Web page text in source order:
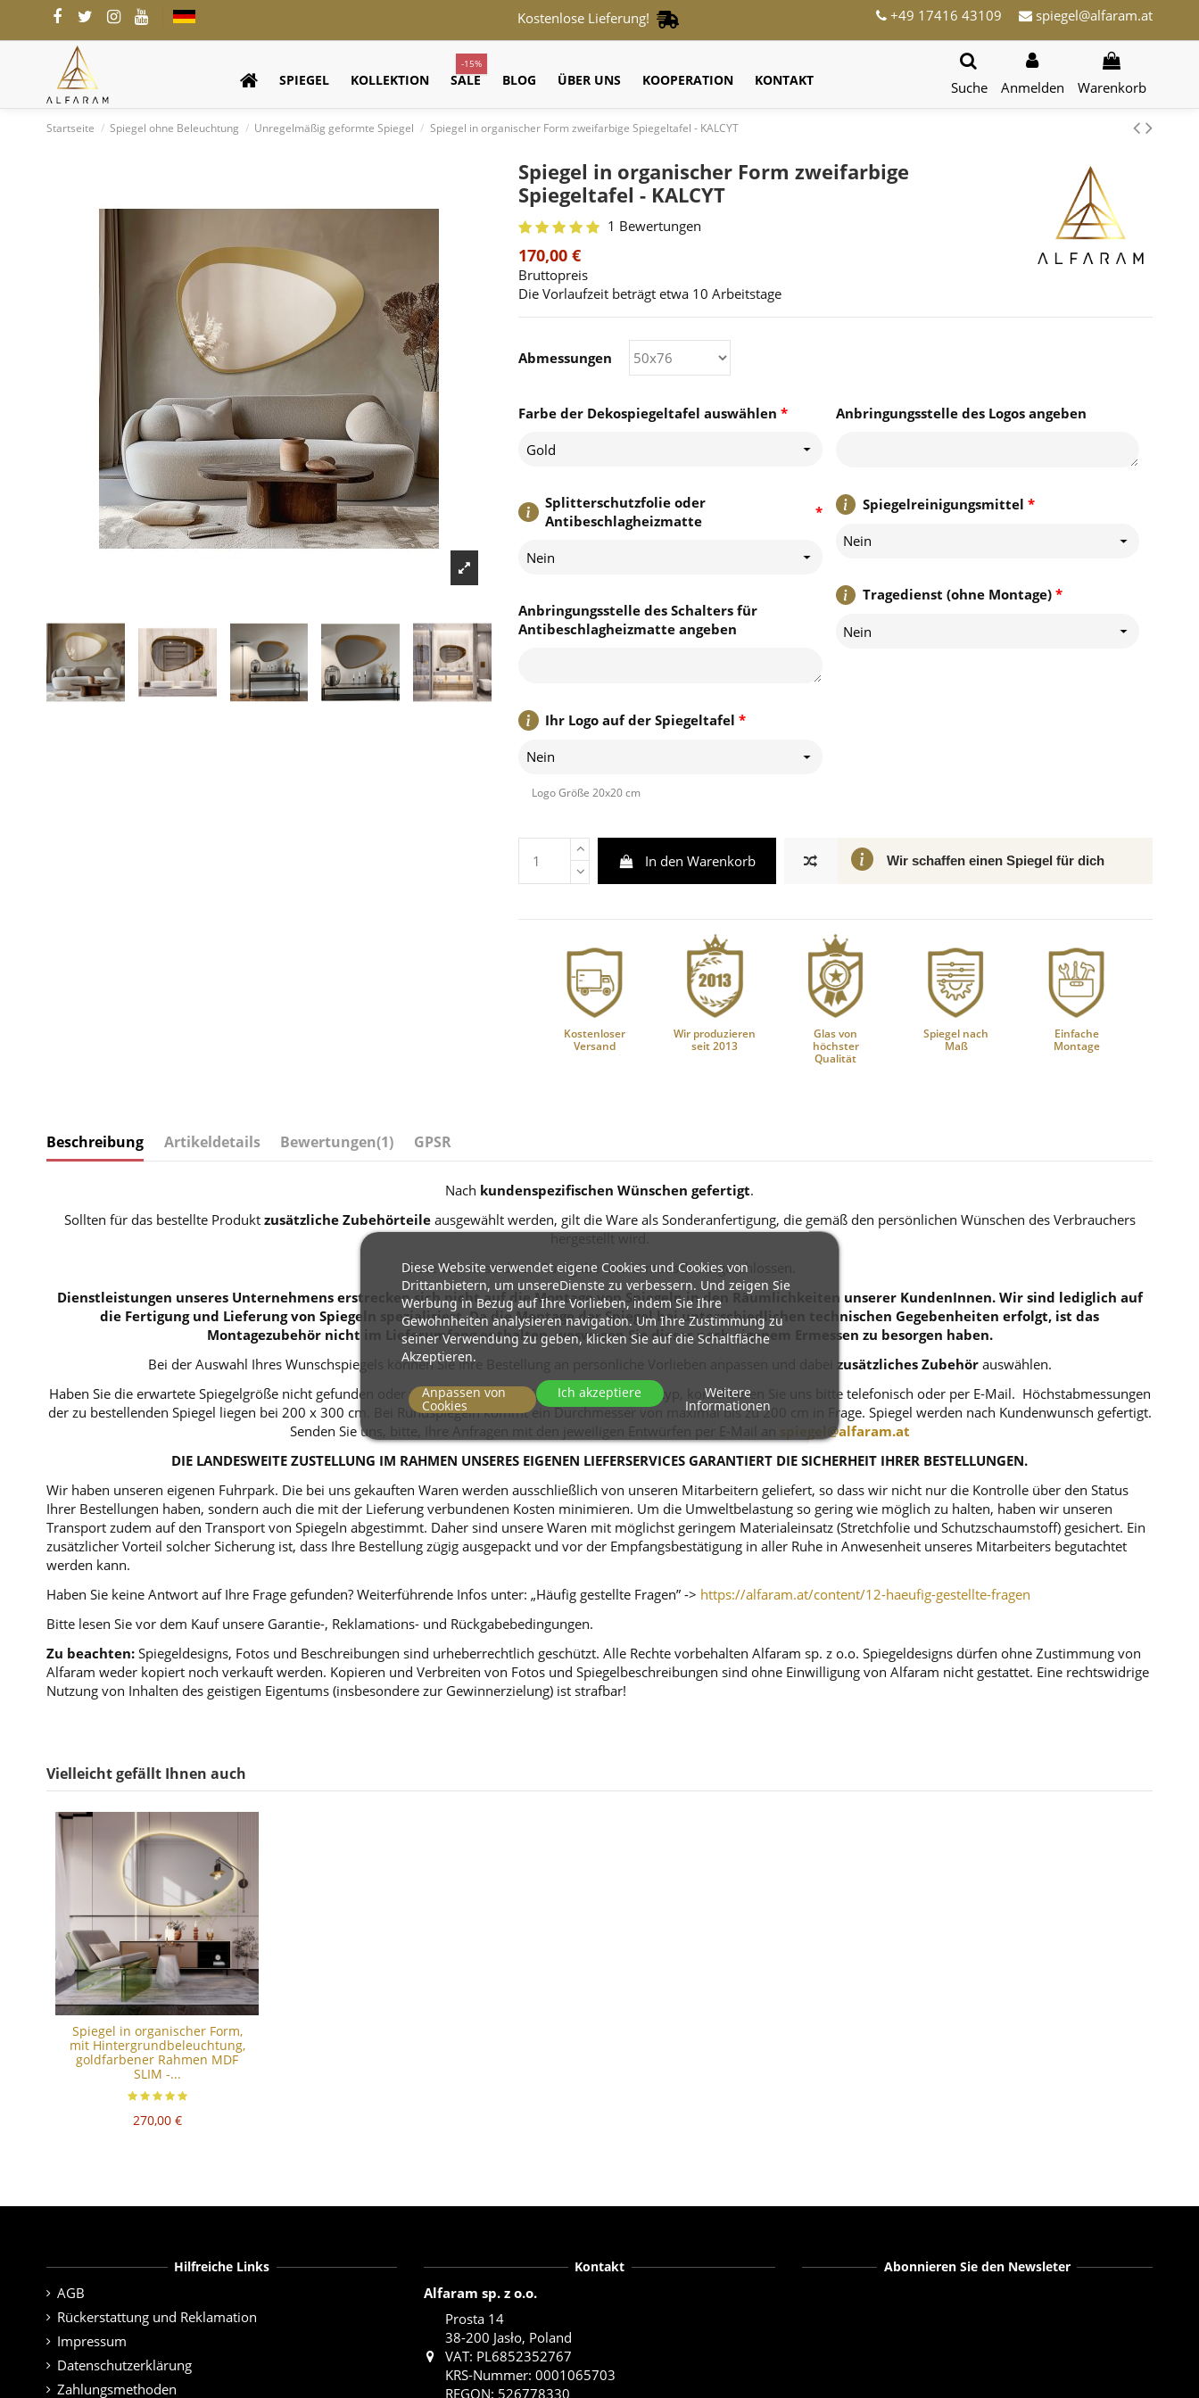
Kostenlose Lieferung! +49 17416 43109 spiegel@alfaram.at
SPIEGEL KOLLEKTION SALE
-15%
BLOG ÜBER UNS KOOPERATION KONTAKT Suche Anmelden Warenkorb
Startseite Spiegel ohne Beleuchtung Unregelmäßig geformte Spiegel Spiegel in organischer Form zweifarbige Spiegeltafel - KALCYT
Spiegel in organischer Form zweifarbige
Spiegeltafel - KALCYT
1 Bewertungen
170,00 €
Bruttopreis
Die Vorlaufzeit beträgt etwa 10 Arbeitstage
*
Farbe der Dekospiegeltafel auswählen
Gold
*
Splitterschutzfolie oder
Antibeschlagheizmatte
Nein
Anbringungsstelle des Schalters für
Antibeschlagheizmatte angeben
*
Ihr Logo auf der Spiegeltafel
Nein
Logo Größe 20x20 cm
Anbringungsstelle des Logos angeben
*
Spiegelreinigungsmittel
Nein
*
Tragedienst (ohne Montage)
Nein
Abmessungen
In den Warenkorb Wir schaffen einen Spiegel für dich
Kostenloser
Versand
Wir produzieren
seit 2013
Glas von
höchster
Qualität
Spiegel nach
Maß
Einfache
Montage
Beschreibung Artikeldetails Bewertungen(1) GPSR
Nach kundenspezifischen Wünschen gefertigt.
Sollten für das bestellte Produkt zusätzliche Zubehörteileausgewählt werden, gilt die Ware als Sonderanfertigung, die gemäß den persönlichen Wünschen des Verbrauchers
hergestellt wird.
Diese Waren sind von Rückgabe und Umtausch ausgeschlossen.
Dienstleistungen unseres Unternehmens erstrecken sich nicht auf die Montage von Spiegeln in den Räumlichkeiten unserer KundenInnen. Wir sind lediglich auf
die Fertigung und Lieferung von Spiegeln spezialisiert. Da die Montage der Spiegel bei unterschiedlichen technischen Gegebenheiten erfolgt, ist das
Montagezubehör nicht im Lieferumfang enthalten, weswegen Sie dieses nach eigenem Ermessen zu besorgen haben.
Bei der Auswahl Ihres Wunschspiegels können Sie Ihre Bestellung an persönliche Vorlieben anpassen und dabei zusätzliches Zubehörauswählen.
Haben Sie die erwartete Spiegelgröße nicht gefunden oder wünschen Sie sich einen anderen Spiegeltyp, kontaktieren Sie uns bitte telefonisch oder per E-Mail. Höchstabmessungen
der zu bestellenden Spiegel liegen bei 200 x 300 cm. Bei Rundspiegeln kommt ein Durchmesser von maximal bis zu 200 cm in Frage. Spiegel werden nach Kundenwunsch gefertigt.
Senden Sie uns, bitte, Ihre Anfragen mit den jeweiligen Entwürfen per E-Mail an
spiegel@alfaram.at
DIE LANDESWEITE ZUSTELLUNG IM RAHMEN UNSERES EIGENEN LIEFERSERVICES GARANTIERT DIE SICHERHEIT IHRER BESTELLUNGEN.
Wir haben unseren eigenen Fuhrpark. Die bei uns gekauften Waren werden ausschließlich von unseren Mitarbeitern geliefert, so dass wir nicht nur die Kontrolle über den Status
Ihrer Bestellungen haben, sondern auch die mit der Lieferung verbundenen Kosten minimieren. Um die Umweltbelastung so gering wie möglich zu halten, haben wir unseren
Transport zudem auf den Transport von Spiegeln abgestimmt. Daher sind unsere Waren mit möglichst geringem Materialeinsatz (Stretchfolie und Schutzschaumstoff) gesichert. Ein
zusätzlicher Vorteil solcher Sicherung ist, dass Ihre Bestellung zügig ausgepackt und vor der Empfangsbestätigung in aller Ruhe in Anwesenheit unseres Mitarbeiters begutachtet
werden kann.
Haben Sie keine Antwort auf Ihre Frage gefunden? Weiterführende Infos unter: „Häufig gestellte Fragen” -> https://alfaram.at/content/12-haeufig-gestellte-fragen
Bitte lesen Sie vor dem Kauf unsere Garantie-, Reklamations- und Rückgabebedingungen.
Zu beachten: Spiegeldesigns, Fotos und Beschreibungen sind urheberrechtlich geschützt. Alle Rechte vorbehalten Alfaram sp. z o.o. Spiegeldesigns dürfen ohne Zustimmung von
Alfaram weder kopiert noch verkauft werden. Kopieren und Verbreiten von Fotos und Spiegelbeschreibungen sind ohne Einwilligung von Alfaram nicht gestattet. Eine rechtswidrige
Nutzung von Inhalten des geistigen Eigentums (insbesondere zur Gewinnerzielung) ist strafbar!
Vielleicht gefällt Ihnen auch
Spiegel in organischer Form,
mit Hintergrundbeleuchtung,
goldfarbener Rahmen MDF
SLIM -...
270,00 €
Hilfreiche Links
AGB
Rückerstattung und Reklamation
Impressum
Datenschutzerklärung
Zahlungsmethoden
Kontakt
Alfaram sp. z o.o.
Prosta 14
38-200 Jasło, Poland
VAT: PL6852352767
KRS-Nummer: 0001065703
REGON: 526778330
Diese Website verwendet eigene Cookies und Cookies von
Drittanbietern, um unsereDienste zu verbessern. Und zeigen Sie
Werbung in Bezug auf Ihre Vorlieben, indem Sie Ihre
Gewohnheiten analysieren navigation. Um Ihre Zustimmung zu
seiner Verwendung zu geben, klicken Sie auf die Schaltfläche
Akzeptieren.
Weitere
Informationen
Anpassen von
Cookies
Ich akzeptiere
Abonnieren Sie den Newsleter